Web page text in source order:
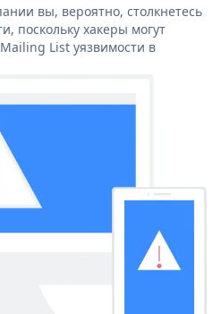
вы, вероятно, столкнетесь
поскольку хакеры могут
List уязвимости в